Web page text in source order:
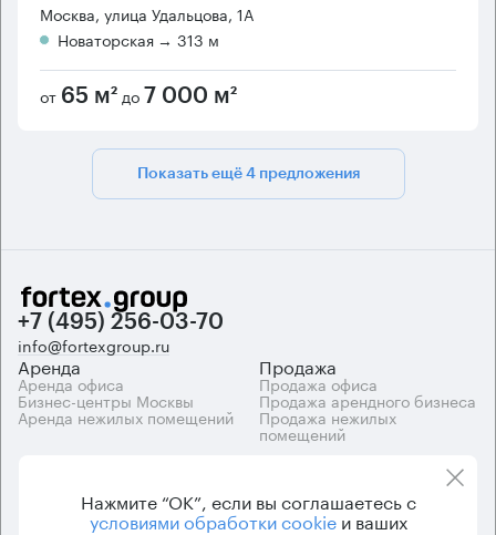
Москва, улица Удальцова, 1А
Новаторская → 313 м
от 65 м² до 7 000 м²
Показать ещё 4 предложения
+7 (495) 256-03-70
info@fortexgroup.ru
Аренда
Аренда офиса
Бизнес-центры Москвы
Аренда нежилых помещений
Продажа
Продажа офиса
Продажа арендного бизнеса
Продажа нежилых
помещений
Каталог бизнес-центров О компании
Вакансии
Контакты
Нажмите “ОК”, если вы соглашаетесь с
условиями обработки cookieи ваших